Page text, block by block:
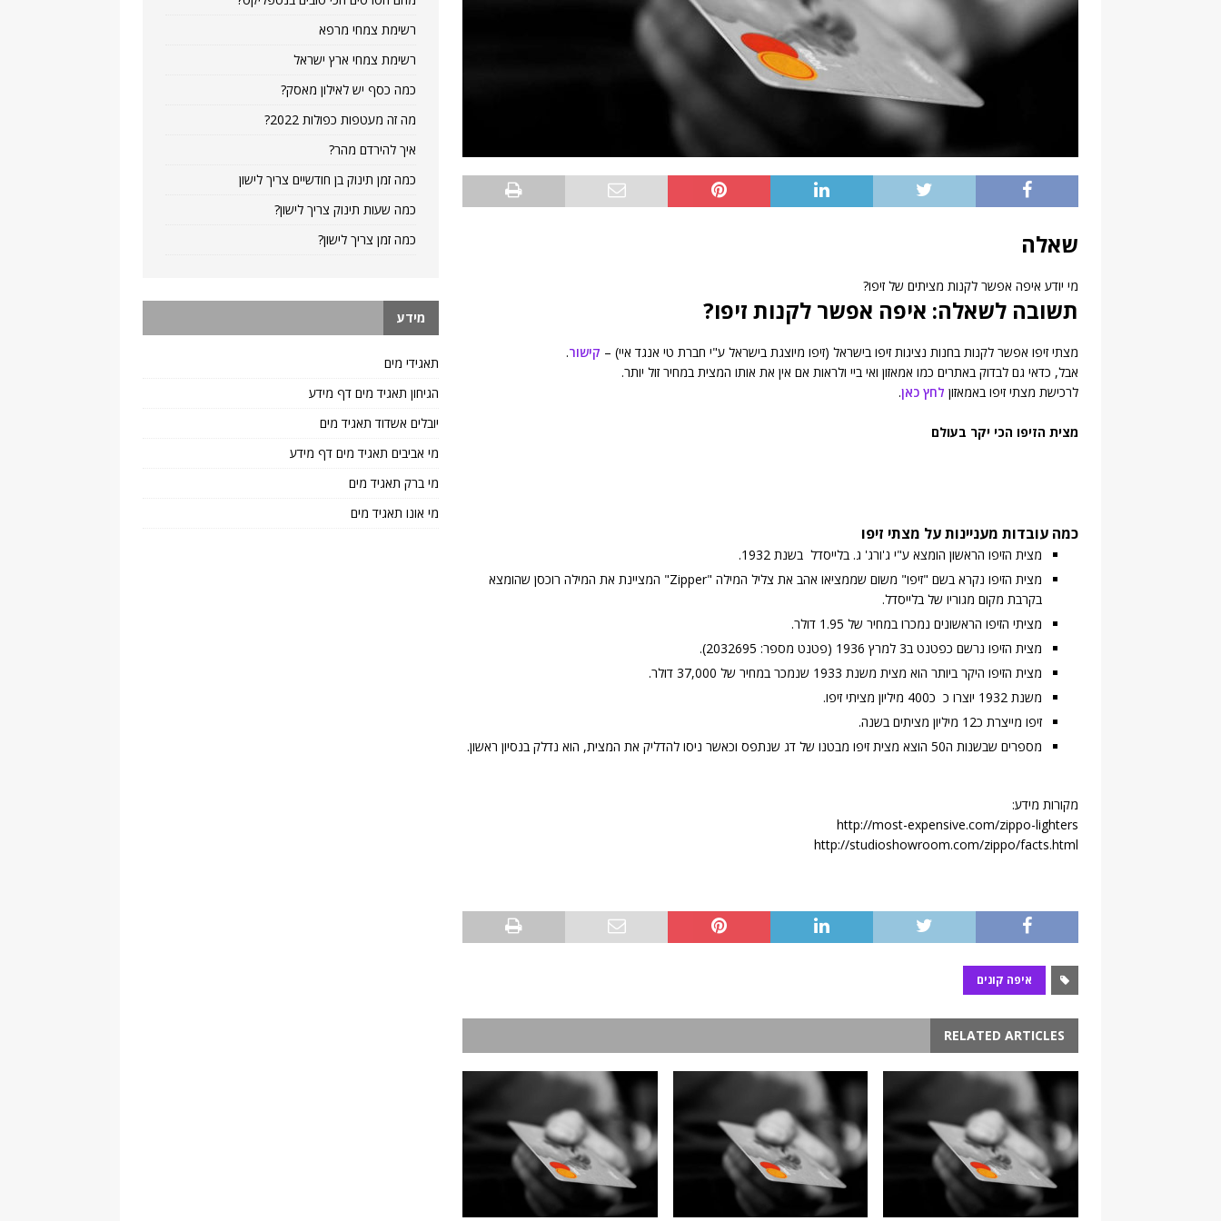
שאלה
מי יודע איפה אפשר לקנות מציתים של זיפו?
תשובה לשאלה: איפה אפשר לקנות זיפו?
מצתי זיפו אפשר לקנות בחנות נציגות זיפו בישראל (זיפו מיוצגת בישראל ע"י חברת טי אנגד איי) – קישור.
אבל, כדאי גם לבדוק באתרים כמו אמאזון ואי ביי ולראות אם אין את אותו המצית במחיר זול יותר.
לרכישת מצתי זיפו באמאזון לחץ כאן.
מצית הזיפו הכי יקר בעולם
כמה עובדות מעניינות על מצתי זיפו
מצית הזיפו הראשון הומצא ע"י ג'ורג' ג. בלייסדל בשנת 1932.
מצית הזיפו נקרא בשם "זיפו" משום שממציאו אהב את צליל המילה "Zipper" המציינת את המילה רוכסן שהומצא
בקרבת מקום מגוריו של בלייסדל.
מציתי הזיפו הראשונים נמכרו במחיר של 1.95 דולר.
מצית הזיפו נרשם כפטנט ב3 למרץ 1936 (פטנט מספר: 2032695).
מצית הזיפו היקר ביותר הוא מצית משנת 1933 שנמכר במחיר של 37,000 דולר.
משנת 1932 יוצרו כ כ400 מיליון מציתי זיפו.
זיפו מייצרת כ12 מיליון מציתים בשנה.
מספרים שבשנות ה50 הוצא מצית זיפו מבטנו של דג שנתפס וכאשר ניסו להדליק את המצית, הוא נדלק בנסיון ראשון.
מקורות מידע:
http://most-expensive.com/zippo-lighters
http://studioshowroom.com/zippo/facts.html
איפה קונים
RELATED ARTICLES
רשימת צמחי מרפא
רשימת צמחי ארץ ישראל
כמה כסף יש לאילון מאסק?
מה זה מעטפות כפולות 2022?
איך להירדם מהר?
כמה זמן תינוק בן חודשיים צריך לישון
כמה שעות תינוק צריך לישון?
כמה זמן צריך לישון?
מידע
תאגידי מים
הגיחון תאגיד מים דף מידע
יובלים אשדוד תאגיד מים
מי אביבים תאגיד מים דף מידע
מי ברק תאגיד מים
מי אונו תאגיד מים